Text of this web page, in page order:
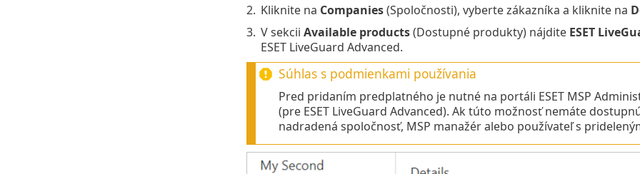
2. Kliknite na Companies(Spoločnosti), vyberte zákazníka a kliknite na
3. V sekcii Available products(Dostupné produkty) nájdite ESET
ESET LiveGuard Advanced.
Súhlas s podmienkami používania
Pred pridaním predplatného je nutné na portáli ESET MSP
(pre ESET LiveGuard Advanced). Ak túto možnosť nemáte
nadradená spoločnosť, MSP manažér alebo používateľ s